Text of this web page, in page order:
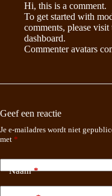
Hi, this is a comment.
To get started with
comments, please
dashboard.
Commenter avatars
Geef een reactie
Je e-mailadres wordt niet
met *
Naam*